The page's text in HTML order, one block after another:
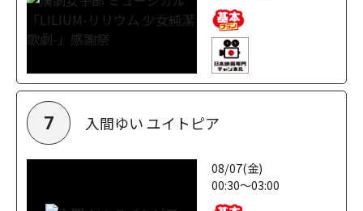
7 入間ゆい ユイトピア
08/07(金)
00:30～03:00